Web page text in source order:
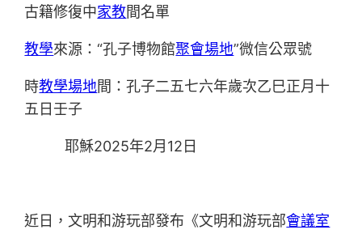
古籍修復中家教間名單
教學來源：“孔子博物館聚會場地”微信公眾號
時教學場地間：孔子二五七六年歲次乙巳正月十
五日壬子
耶穌2025年2月12日
近日，文明和游玩部發布《文明和游玩部會議室